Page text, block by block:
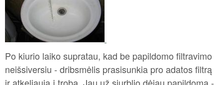
Po kiurio laiko supratau, kad be papildomo filtravimo
neišsiversiu - dribsmėlis prasisunkia pro adatos filtrą